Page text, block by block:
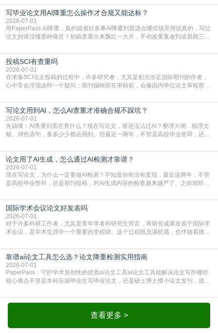
广阔学术天地的大门，连接着个体研究与社会网络。本篇AEIC学术交流中心小编
就为大家介绍“学术会议投稿意义”。一、加速研究成果的传播与反馈学术会议通
常具有周期短、时效性强的特点。相比期刊漫长的
写毕业论文用AI降重怎么操作才合规又能达标？
2026-07-01
用PaperPass AI降重，真的能省好多事AI降重到底适合哪些场景用说真的，写过
论文的谁没懂那种痛苦？初稿查重出来飘红一大片，手动改重复改到凌晨两三
到秃头。这时候靠谱的AI降重真的就是救命稻草，选对工具，半天就能搞定你两
三天都做不完的事。不是所有人都需要用AI降重，但如果你符合下面这些场景，
真的可以试试：初稿写完重复率远超要
投稿SCI有查重吗
2026-07-01
在准备SCI论文投稿的过程中，许多研究者，尤其是初次涉足国际期刊的作者，
心中常会浮现这样一个疑问：期刊编辑部在审稿前，会像国内学位论文审核那
论文的初审通过率。实际上，SCI期刊对重复内容的审查是严谨投稿流程中不可
或缺的一环。本篇AEIC学术交流中心小编就为大家介绍“投稿SCI有查重吗”。
一、查重是标准流程答案是明确的：绝大多数S
写论文用到AI，怎么AI查重才准确合规不踩坑？
2026-07-01
先搞懂：AI查重到底在查什么？现在写论文，谁还没沾过AI？整理大纲、梳理文
献、润色语句，多多少少都会用到。但最近一两年，不管是高校毕业答辩，还是
须加做AI查重。很多人分不清，AI查重和普通查重到底有啥区别？这里说透：普
通查重查的是你的文字和已公开文献的重复比例，防的是抄袭；AI查重查的是你
的内容里，有多少是AI生成的，防的是过
论文用了AI生成，怎么通过AI检测才靠谱？
2026-07-01
现在写论文，为什么一定要做AI检测？不知道你有没有发现，最近这两年，不管
是高校毕业答辩，还是期刊投稿，对AI生成内容的检查越来越严了。之前就听身
要求修改，还差点被判定学术不规范，真的太冤了。现在国内多数高校和核心期
刊，都已经明确出台了相关规定：如果使用AI生成内容辅助写作，必须明确标
注，未标注的AI生成内容会被认定为不符合学
国际学术会议论文好发表吗
2026-07-01
对于许多科研工作者，尤其是青年学者和研究生而言，将研究成果发表于国际学
术会议，是学术生涯中一个重要的里程碑。这个过程既充满机遇，也伴随着挑
疑问：国际学术会议论文到底好不好发表？其价值和难度究竟如何衡量。本篇
AEIC学术交流中心小编就为大家介绍“国际学术会议论文好发表吗”。一、会议论
文发表的相对优势与期刊论文相比，国际会议论文的发
靠谱ai论文工具怎么选？论文降重检测实用指南
2026-07-01
PaperPass：守护学术原创性的优质ai论文工具ai论文工具能解决论文写作哪些
核心痛点不管是本科应届毕业生写毕业论文，还是硕士博士攒小论文发刊，或是
自己逐句读逐句改，熬好几个大夜不说，还经常改不到点上，交上去才发现重复
率超标，再返工太折腾。现在有了成熟的ai论文工具，这些痛点基本都能高效解
决。靠谱的ai论文工具，不止能帮你梳查看更多 >